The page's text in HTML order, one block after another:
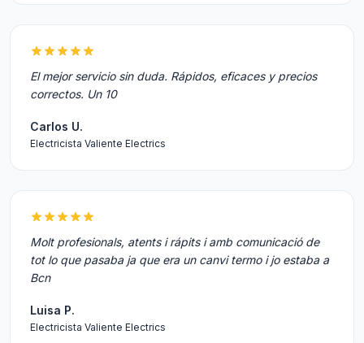
El mejor servicio sin duda. Rápidos, eficaces y precios
correctos. Un 10
Carlos U.
Electricista Valiente Electrics
Molt profesionals, atents i rápits i amb comunicació de
tot lo que pasaba ja que era un canvi termo i jo estaba a
Bcn
Luisa P.
Electricista Valiente Electrics